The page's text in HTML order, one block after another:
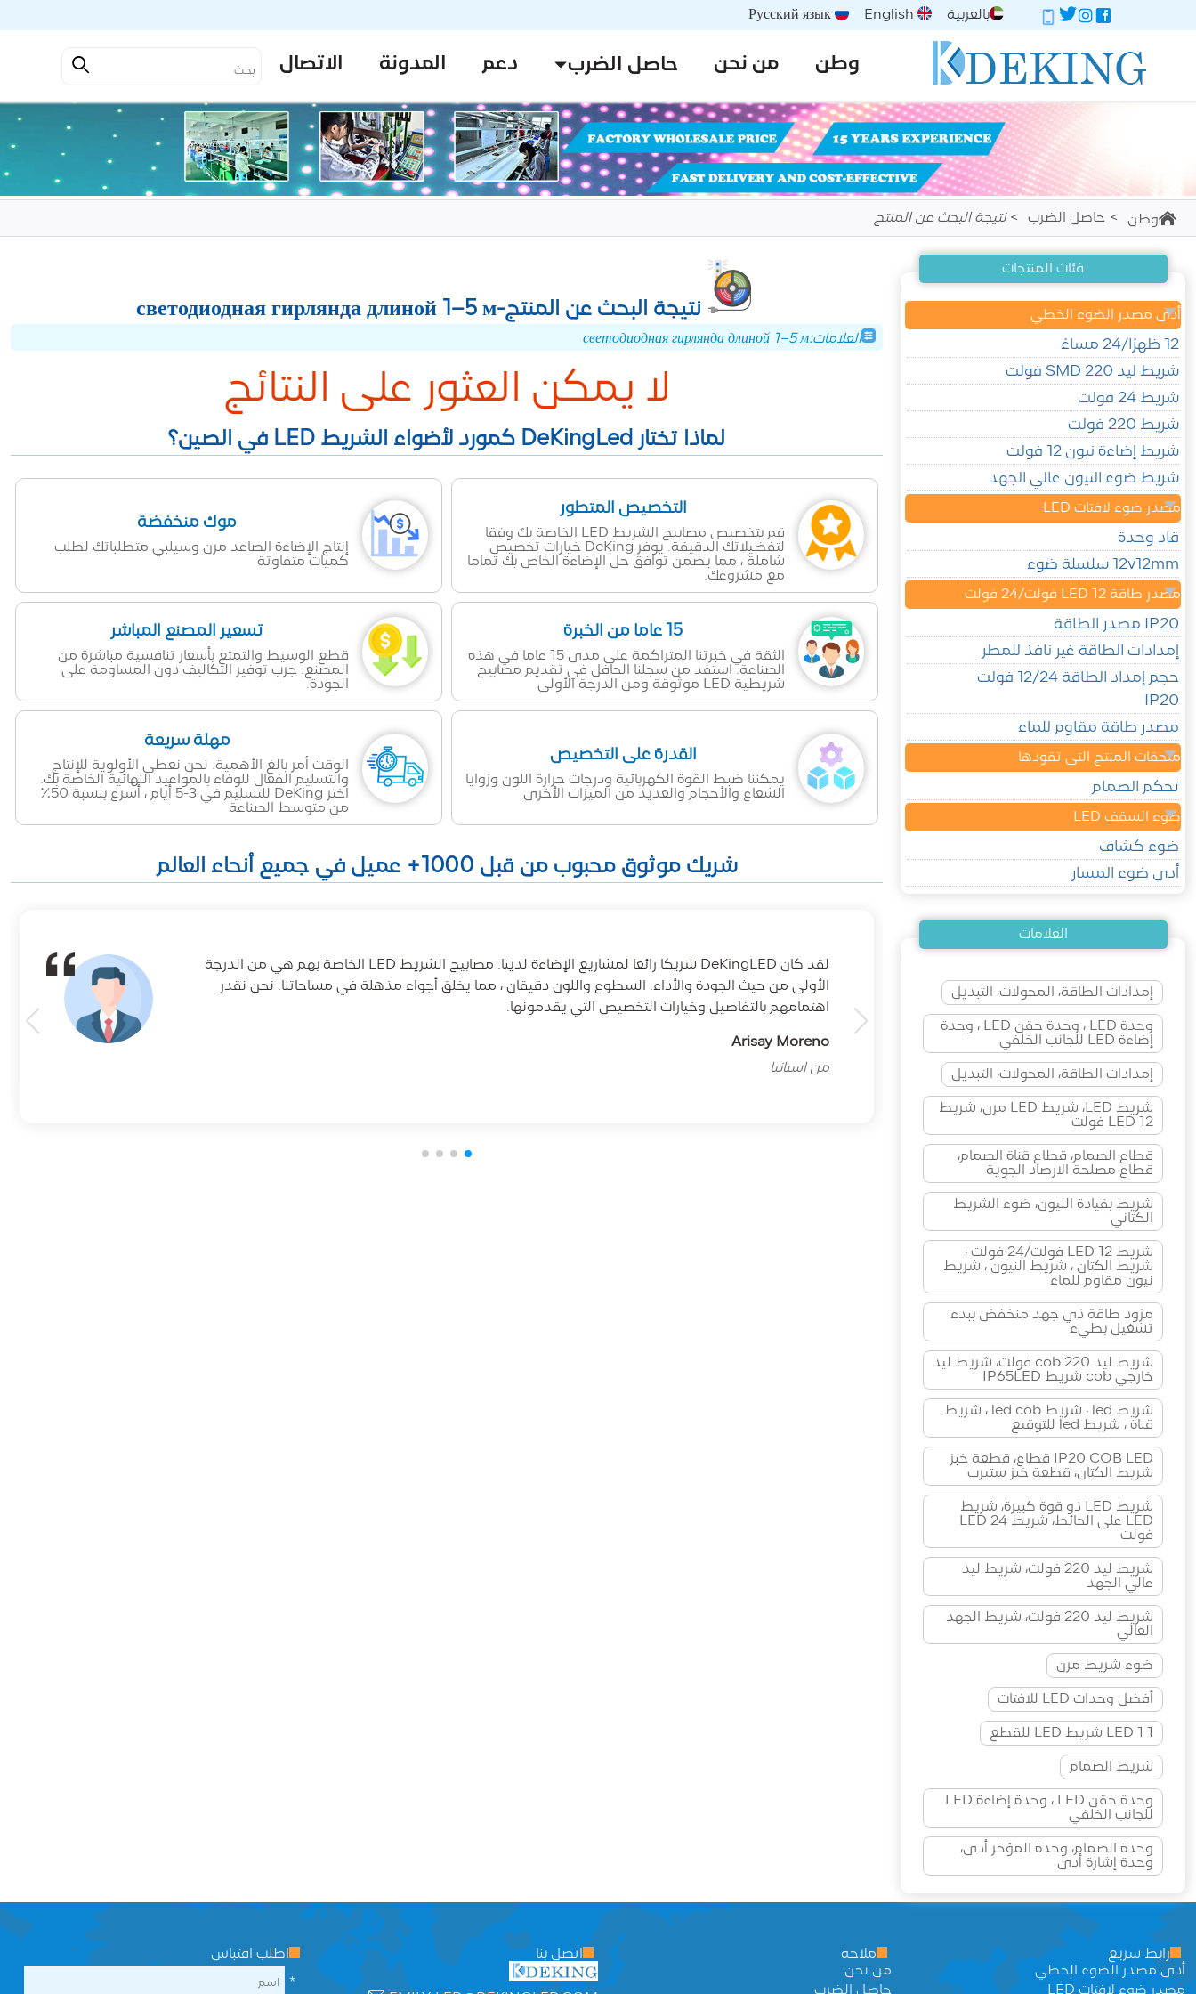
بالعربية English
Русский язык
وطن من نحن حاصل الضرب دعم المدونة الاتصال
وطن حاصل الضرب نتيجة البحث عن المنتج
فئات المنتجات
أدى مصدر الضوء الخطي
12 ظهرًا/24 مساءً
شريط ليد SMD 220 فولت
شريط 24 فولت
شريط 220 فولت
شريط إضاءة نيون 12 فولت
شريط ضوء النيون عالي الجهد
مصدر ضوء لافتات LED
قاد وحدة
12v12mm سلسلة ضوء
مصدر طاقة LED 12 فولت/24 فولت
IP20 مصدر الطاقة
إمدادات الطاقة غير نافذ للمطر
حجم إمداد الطاقة 12/24 فولت
IP20
مصدر طاقة مقاوم للماء
ملحقات المنتج التي تقودها
تحكم الصمام
ضوء السقف LED
ضوء كشاف
أدى ضوء المسار
العلامات
إمدادات الطاقة، المحولات، التبديل
وحدة LED ، وحدة حقن LED ، وحدة
إضاءة LED للجانب الخلفي
إمدادات الطاقة، المحولات، التبديل
شريط LED، شريط LED مرن، شريط
LED 12 فولت
قطاع الصمام، قطاع قناة الصمام،
قطاع مصلحة الارصاد الجوية
شريط بقيادة النيون، ضوء الشريط
الكتاني
شريط LED 12 فولت/24 فولت ،
شريط الكتان ، شريط النيون ، شريط
نيون مقاوم للماء
مزود طاقة ذي جهد منخفض ببدء
تشغيل بطيء
شريط ليد cob 220 فولت، شريط ليد
خارجي cob شريط IP65LED
شريط led ، شريط led cob ، شريط
قناة ، شريط led للتوقيع
IP20 COB LED قطاع، قطعة خبز
شريط الكتان، قطعة خبز ستيرب
شريط LED ذو قوة كبيرة، شريط
LED على الحائط، شريط LED 24
فولت
شريط ليد 220 فولت، شريط ليد
عالي الجهد
شريط ليد 220 فولت، شريط الجهد
العالي
ضوء شريط مرن
أفضل وحدات LED للافتات
1 LED 1 شريط LED للقطع
شريط الصمام
وحدة حقن LED ، وحدة إضاءة LED
للجانب الخلفي
وحدة الصمام، وحدة المؤخر أدى،
وحدة إشارة أدى
نتيجة البحث عن المنتج-светодиодная гирлянда длиной 1–5 м
العلامات:светодиодная гирлянда длиной 1–5 м
لا يمكن العثور على النتائج
لماذا تختار DeKingLed كمورد لأضواء الشريط LED في الصين؟
التخصيص المتطور
قم بتخصيص مصابيح الشريط LED الخاصة بك وفقا
لتفضيلاتك الدقيقة. يوفر DeKing خيارات تخصيص
شاملة ، مما يضمن توافق حل الإضاءة الخاص بك تماما
مع مشروعك.
موك منخفضة
إنتاج الإضاءة الصاعد مرن وسيلبي متطلباتك لطلب
كميات متفاوتة
15 عاما من الخبرة
الثقة في خبرتنا المتراكمة على مدى 15 عاما في هذه
الصناعة. استفد من سجلنا الحافل في تقديم مصابيح
شريطية LED موثوقة ومن الدرجة الأولى
تسعير المصنع المباشر
قطع الوسيط والتمتع بأسعار تنافسية مباشرة من
المصنع. جرب توفير التكاليف دون المساومة على
الجودة.
القدرة على التخصيص
يمكننا ضبط القوة الكهربائية ودرجات حرارة اللون وزوايا
الشعاع والأحجام والعديد من الميزات الأخرى
مهلة سريعة
الوقت أمر بالغ الأهمية. نحن نعطي الأولوية للإنتاج
والتسليم الفعال للوفاء بالمواعيد النهائية الخاصة بك.
اختر DeKing للتسليم في 3-5 أيام ، أسرع بنسبة 50٪
من متوسط الصناعة
شريك موثوق محبوب من قبل 1000+ عميل في جميع أنحاء العالم
لقد كان DeKingLED شريكا رائعا لمشاريع الإضاءة لدينا. مصابيح الشريط LED الخاصة بهم هي من الدرجة
الأولى من حيث الجودة والأداء. السطوع واللون دقيقان ، مما يخلق أجواء مذهلة في مساحاتنا. نحن نقدر
اهتمامهم بالتفاصيل وخيارات التخصيص التي يقدمونها.
Arisay Moreno
من اسبانيا
رابط سريع
أدى مصدر الضوء الخطي
مصدر ضوء لافتات LED
ملاحة
من نحن
حاصل الضرب
اتصل بنا
اطلب اقتباس
*